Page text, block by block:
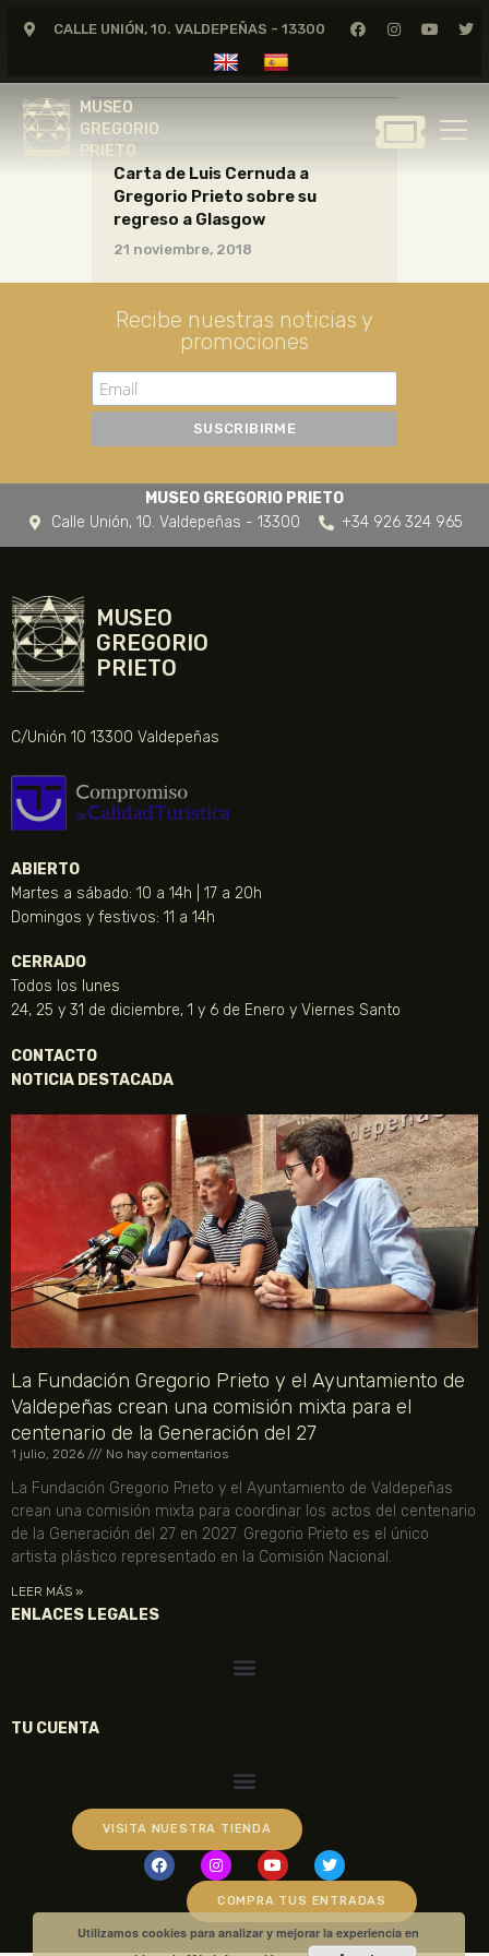
CALLE UNIÓN, 10. VALDEPEÑAS - 13300
MUSEO
GREGORIO
PRIETO
MUSEO
GREGORIO
GREGORIO PRIETO
MUSEO
ARCHIVO
CERTAMEN DE DIBUJO
FUNDACIÓN
NOTICIAS
Carta de Luis Cernuda a
Gregorio Prieto sobre su
regreso a Glasgow
21 noviembre, 2018
Recibe nuestras noticias y
promociones
MUSEO GREGORIO PRIETO
Calle Unión, 10. Valdepeñas - 13300
+34 926 324 965
MUSEO
GREGORIO
PRIETO
C/Unión 10 13300 Valdepeñas
ABIERTO
Martes a sábado: 10 a 14h | 17 a 20h
Domingos y festivos: 11 a 14h
CERRADO
Todos los lunes
24, 25 y 31 de diciembre, 1 y 6 de Enero y Viernes Santo
CONTACTO
NOTICIA DESTACADA
La Fundación Gregorio Prieto y el Ayuntamiento de
Valdepeñas crean una comisión mixta para el
centenario de la Generación del 27
1 julio, 2026 No hay comentarios
La Fundación Gregorio Prieto y el Ayuntamiento de Valdepeñas
crean una comisión mixta para coordinar los actos del centenario
de la Generación del 27 en 2027. Gregorio Prieto es el único
artista plástico representado en la Comisión Nacional.
LEER MÁS »
ENLACES LEGALES
TU CUENTA
VISITA NUESTRA TIENDA
COMPRA TUS ENTRADAS
Utilizamos cookies para analizar y mejorar la experiencia en